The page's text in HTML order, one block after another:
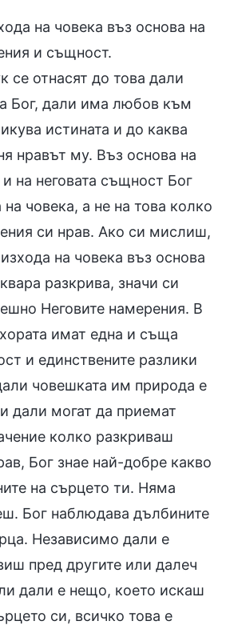
на човека въз основа на
и същност.
се отнасят до това дали
Бог, дали има любов към
истината и до каква
нравът му. Въз основа на
на неговата същност Бог
човека, а не на това колко
си нрав. Ако си мислиш,
на човека въз основа
разкрива, значи си
Неговите намерения. В
имат една и съща
и единствените разлики
човешката им природа е
дали могат да приемат
колко разкриваш
Бог знае най-добре какво
на сърцето ти. Няма
Бог наблюдава дълбините
Независимо дали е
пред другите или далеч
дали е нещо, което искаш
си, всичко това е